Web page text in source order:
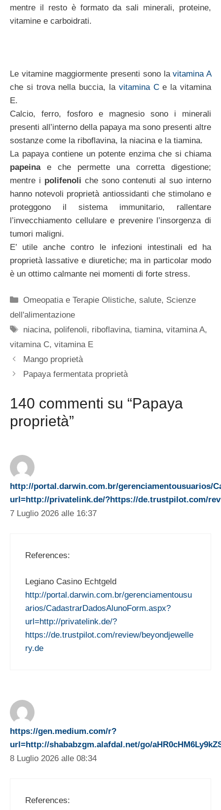
mentre il resto è formato da sali minerali, proteine,
vitamine e carboidrati.
Le vitamine maggiormente presenti sono lavitamina A
che si trova nella buccia, la vitamina Ce la vitamina
E.
Calcio, ferro, fosforo e magnesio sono i minerali
presenti all’interno della papaya ma sono presenti altre
sostanze come la riboflavina, la niacina e la tiamina.
La papaya contiene un potente enzima che si chiama
papeinae che permette una corretta digestione;
mentre i polifenoli che sono contenuti al suo interno
hanno notevoli proprietà antiossidanti che stimolano e
proteggono il sistema immunitario, rallentare
l’invecchiamento cellulare e prevenire l’insorgenza di
tumori maligni.
E’ utile anche contro le infezioni intestinali ed ha
proprietà lassative e diuretiche; ma in particolar modo
è un ottimo calmante nei momenti di forte stress.
Categorie
Omeopatia e Terapie Olistiche,salute, Scienze
dell'alimentazione
Tag
niacina, polifenoli, riboflavina,tiamina,vitamina A,
vitamina C, vitamina E
Mango proprietà
Papaya fermentata proprietà
140 commenti su “Papaya
proprietà”
http://portal.darwin.com.br/gerenciamentousuarios/
url=http://privatelink.de/?https://de.trustpilot.com/
7 Luglio 2026 alle 16:37
References:
Legiano Casino Echtgeld
http://portal.darwin.com.br/gerenciamentousu
arios/CadastrarDadosAlunoForm.aspx?
url=http://privatelink.de/?
https://de.trustpilot.com/review/beyondjewelle
ry.de
https://gen.medium.com/r?
url=http://shababzgm.alafdal.net/go/
8 Luglio 2026 alle 08:34
References: